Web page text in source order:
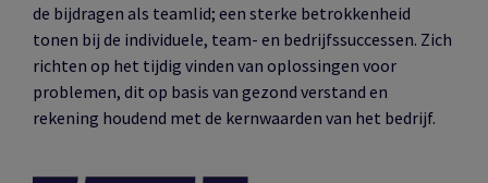
de bijdragen als teamlid; een sterke betrokkenheid
tonen bij de individuele, team- en bedrijfssuccessen. Zich
richten op het tijdig vinden van oplossingen voor
problemen, dit op basis van gezond verstand en
rekening houdend met de kernwaarden van het bedrijf.